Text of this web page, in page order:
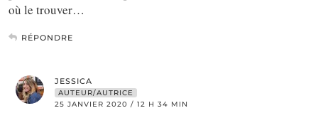
où le trouver…
RÉPONDRE
JESSICA
AUTEUR/AUTRICE
25 JANVIER 2020 / 12 H 34 MIN